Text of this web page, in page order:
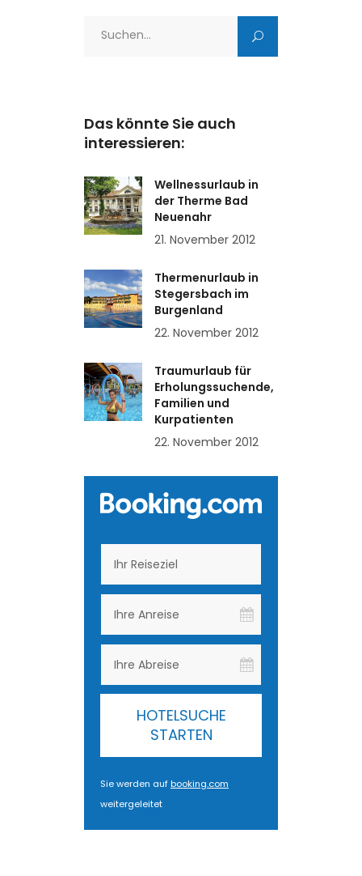
Das könnte Sie auch
interessieren:
Wellnessurlaub in
der Therme Bad
Neuenahr
21. November 2012
Thermenurlaub in
Stegersbach im
Burgenland
22. November 2012
Traumurlaub für
Erholungssuchende,
Familien und
Kurpatienten
22. November 2012
HOTELSUCHE
STARTEN
Sie werden aufbooking.com
weitergeleitet